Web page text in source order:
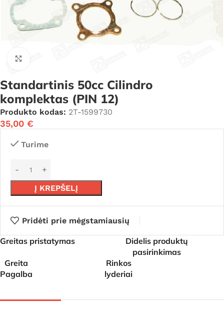
Standartinis 50cc Cilindro
komplektas (PIN 12)
Produkto kodas: 2T-1599730
35,00 €
Turime
Į KREPŠELĮ
Pridėti prie mėgstamiausių
Greitas pristatymas
Didelis produktų
pasirinkimas
Greita
Pagalba
Rinkos
lyderiai